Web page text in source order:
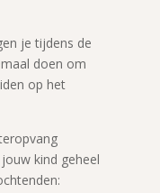
je tijdens de
doen om
op het
kind geheel